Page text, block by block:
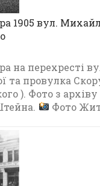
1905 вул.
на перехресті
та провулка
). Фото з архіву
Фото